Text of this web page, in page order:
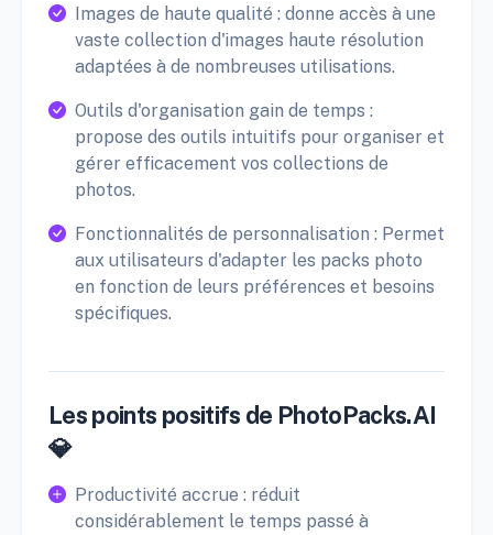
Images de haute qualité : donne accès à une
vaste collection d'images haute résolution
adaptées à de nombreuses utilisations.
Outils d'organisation gain de temps :
propose des outils intuitifs pour organiser et
gérer efficacement vos collections de
photos.
Fonctionnalités de personnalisation : Permet
aux utilisateurs d'adapter les packs photo
en fonction de leurs préférences et besoins
spécifiques.
Les points positifs de PhotoPacks.AI
💎
Productivité accrue : réduit
considérablement le temps passé à